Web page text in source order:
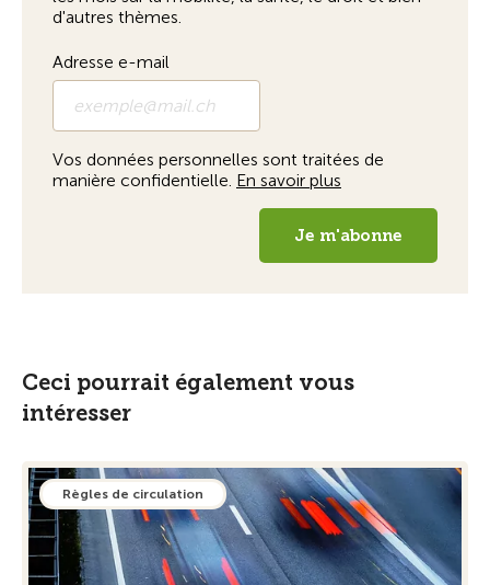
Ceci pourrait également vous
intéresser
Règles de circulation